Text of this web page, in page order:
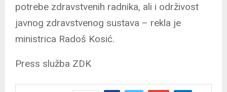
potrebe zdravstvenih radnika, ali i održivost
javnog zdravstvenog sustava – rekla je
ministrica Radoš Kosić.
Press služba ZDK